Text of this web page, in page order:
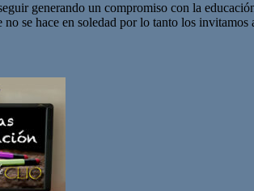
generando un compromiso con la
se hace en soledad por lo tanto los